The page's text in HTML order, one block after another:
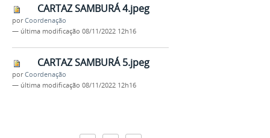
CARTAZ SAMBURÁ 4.jpeg
porCoordenação
— última modificação 08/11/2022 12h16
CARTAZ SAMBURÁ 5.jpeg
porCoordenação
— última modificação 08/11/2022 12h16